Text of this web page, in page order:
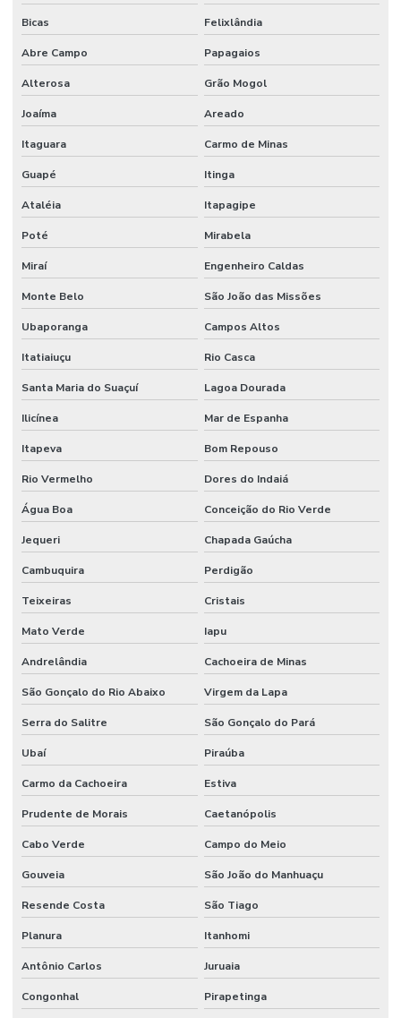
Bicas Felixlândia
Abre Campo Papagaios
Alterosa Grão Mogol
Joaíma Areado
Itaguara Carmo de Minas
Guapé Itinga
Ataléia Itapagipe
Poté Mirabela
Miraí Engenheiro Caldas
Monte Belo São João das Missões
Ubaporanga Campos Altos
Itatiaiuçu Rio Casca
Santa Maria do Suaçuí Lagoa Dourada
Ilicínea Mar de Espanha
Itapeva Bom Repouso
Rio Vermelho Dores do Indaiá
Água Boa Conceição do Rio Verde
Jequeri Chapada Gaúcha
Cambuquira Perdigão
Teixeiras Cristais
Mato Verde Iapu
Andrelândia Cachoeira de Minas
São Gonçalo do Rio Abaixo Virgem da Lapa
Serra do Salitre São Gonçalo do Pará
Ubaí Piraúba
Carmo da Cachoeira Estiva
Prudente de Morais Caetanópolis
Cabo Verde Campo do Meio
Gouveia São João do Manhuaçu
Resende Costa São Tiago
Planura Itanhomi
Antônio Carlos Juruaia
Congonhal Pirapetinga